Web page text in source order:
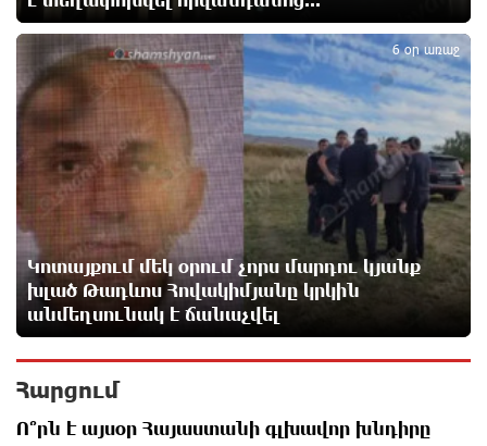
ՈւՂԻՂ. Նարեկ Կարապետյանը հանդես է գալիս
հայտարարությամբ
7 ժամ առաջ
Moody’s-ը IDBank-ի վարկանիշային հեռանկարը
փոխել է դրականի
7 ժամ առաջ
Վեհափառի անձնագրի մեջ գրված է՝ Գարեգին Բ․
նույնիսկ քննիչներն ու դատախազներն են այդպես
Կոտայքում մեկ օրում չորս մարդու կյանք
խլած Թադևոս Հովակիմյանը կրկին
անմեղսունակ է ճանաչվել
6 օր առաջ
5
Հարցում
Ո՞րն է այսօր Հայաստանի գլխավոր խնդիրը